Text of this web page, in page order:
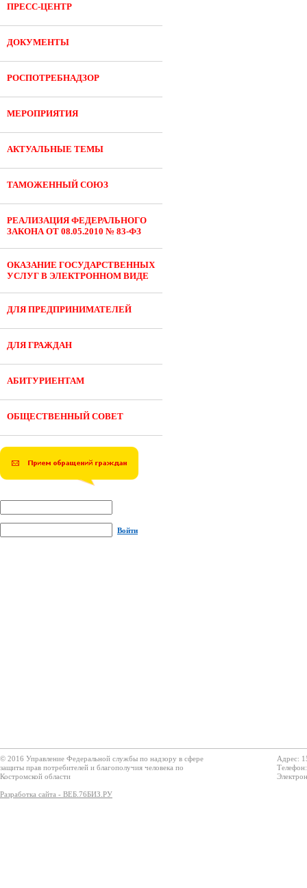
ПРЕСС-ЦЕНТР
ДОКУМЕНТЫ
РОСПОТРЕБНАДЗОР
МЕРОПРИЯТИЯ
АКТУАЛЬНЫЕ ТЕМЫ
ТАМОЖЕННЫЙ СОЮЗ
РЕАЛИЗАЦИЯ ФЕДЕРАЛЬНОГО
ЗАКОНА ОТ 08.05.2010 № 83-ФЗ
ОКАЗАНИЕ ГОСУДАРСТВЕННЫХ
УСЛУГ В ЭЛЕКТРОННОМ ВИДЕ
ДЛЯ ПРЕДПРИНИМАТЕЛЕЙ
ДЛЯ ГРАЖДАН
АБИТУРИЕНТАМ
ОБЩЕСТВЕННЫЙ СОВЕТ
Войти
© 2016 Управление Федеральной службы по надзору в сфере
защиты прав потребителей и благополучия человека по
Костромской области
Разработка сайта - ВЕБ.76БИЗ.РУ
Адрес: